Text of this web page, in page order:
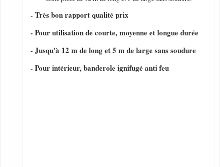
- Très bon rapport qualité prix
- Pour utilisation de courte, moyenne et longue durée
- Jusqu'à 12 m de long et 5 m de large sans soudure
- Pour intérieur, banderole ignifugé anti feu